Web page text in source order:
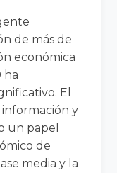
de más de
económica
ha
El
y
un papel
de
media y la